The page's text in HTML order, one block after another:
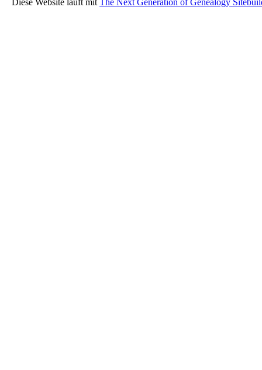
Diese Website läuft mit The Next Generation of Genealogy